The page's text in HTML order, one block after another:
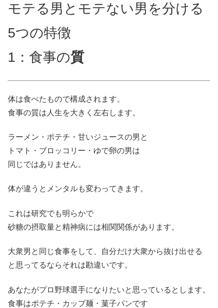
モテる男とモテない男を分ける
5つの特徴
1：食事の質
体は食べたもので構成されます。
食事の質は人生を大きく左右します。
ラーメン・ポテチ・甘いジュースの男と
トマト・ブロッコリー・ゆで卵の男は
同じではありません。
体が違うとメンタルも変わってきます。
これは研究でも明らかで
砂糖の摂取量と精神病には相関関係があります。
大衆男と同じ食事をして、自分だけ大衆から抜け出せる
と思ってるならそれは勘違いです。
あなたがプロ野球選手になりたいと思っているとします。
食事はポテチ・カップ麺・菓子パンです